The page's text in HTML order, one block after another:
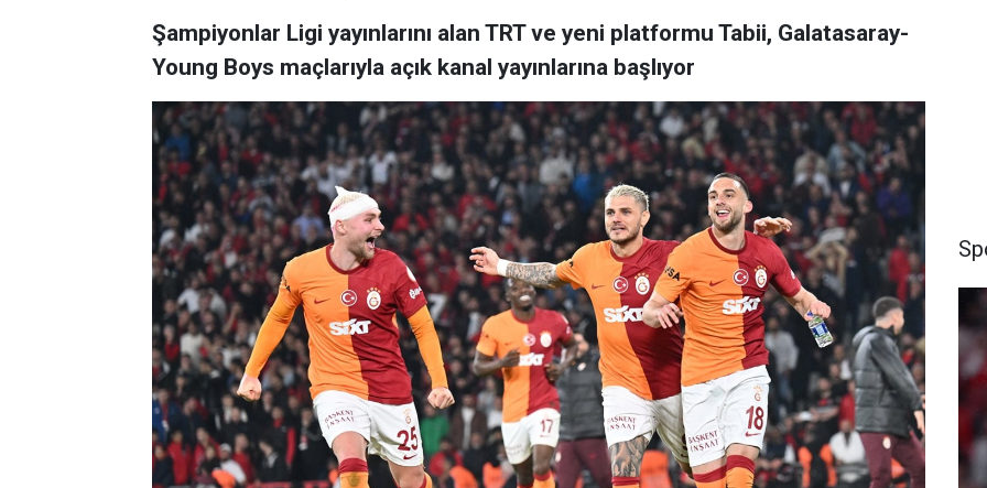
Şampiyonlar Ligi yayınlarını alan TRT ve yeni platformu Tabii, Galatasaray-
Young Boys maçlarıyla açık kanal yayınlarına başlıyor